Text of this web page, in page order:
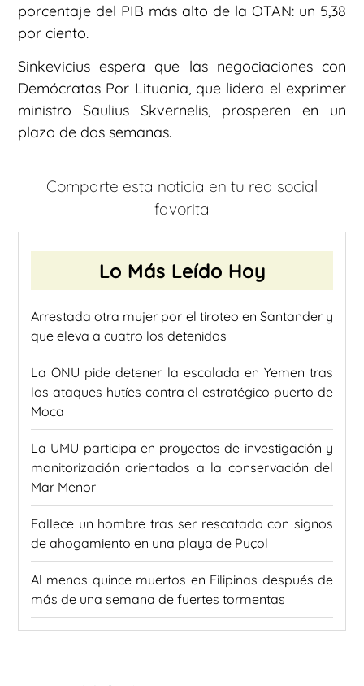
porcentaje del PIB más alto de la OTAN: un 5,38
por ciento.
Sinkevicius espera que las negociaciones con
Demócratas Por Lituania, que lidera el exprimer
ministro Saulius Skvernelis, prosperen en un
plazo de dos semanas.
Comparte esta noticia en tu red social
favorita
Lo Más Leído Hoy
Arrestada otra mujer por el tiroteo en Santander y
que eleva a cuatro los detenidos
La ONU pide detener la escalada en Yemen tras
los ataques hutíes contra el estratégico puerto de
Moca
La UMU participa en proyectos de investigación y
monitorización orientados a la conservación del
Mar Menor
Fallece un hombre tras ser rescatado con signos
de ahogamiento en una playa de Puçol
Al menos quince muertos en Filipinas después de
más de una semana de fuertes tormentas